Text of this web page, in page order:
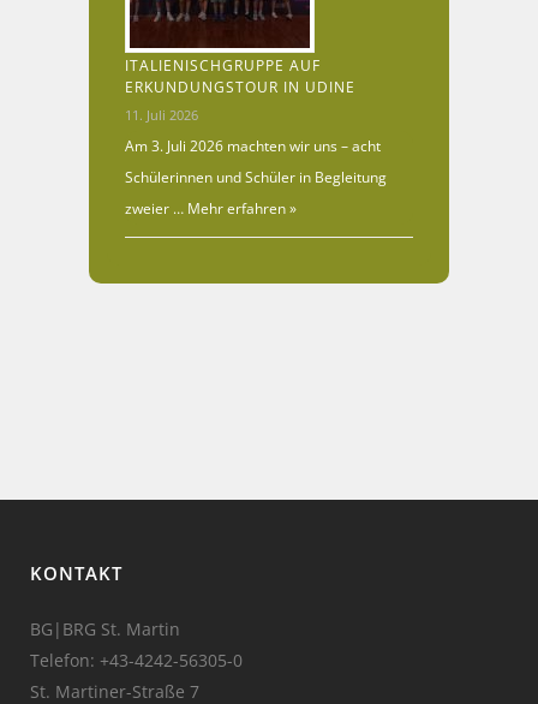
ITALIENISCHGRUPPE AUF
ERKUNDUNGSTOUR IN UDINE
11. Juli 2026
Am 3. Juli 2026 machten wir uns – acht
Schülerinnen und Schüler in Begleitung
zweier … Mehr erfahren »
KONTAKT
BG|BRG St. Martin
Telefon: +43-4242-56305-0
St. Martiner-Straße 7